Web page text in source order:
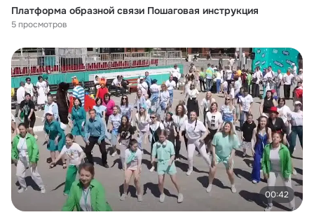
Платформа образной связи Пошаговая инструкция
5 просмотров
00:42